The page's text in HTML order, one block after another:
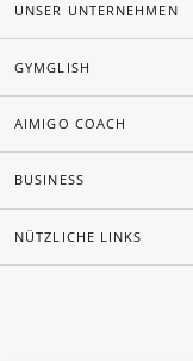
UNSER UNTERNEHMEN
GYMGLISH
AIMIGO COACH
BUSINESS
NÜTZLICHE LINKS